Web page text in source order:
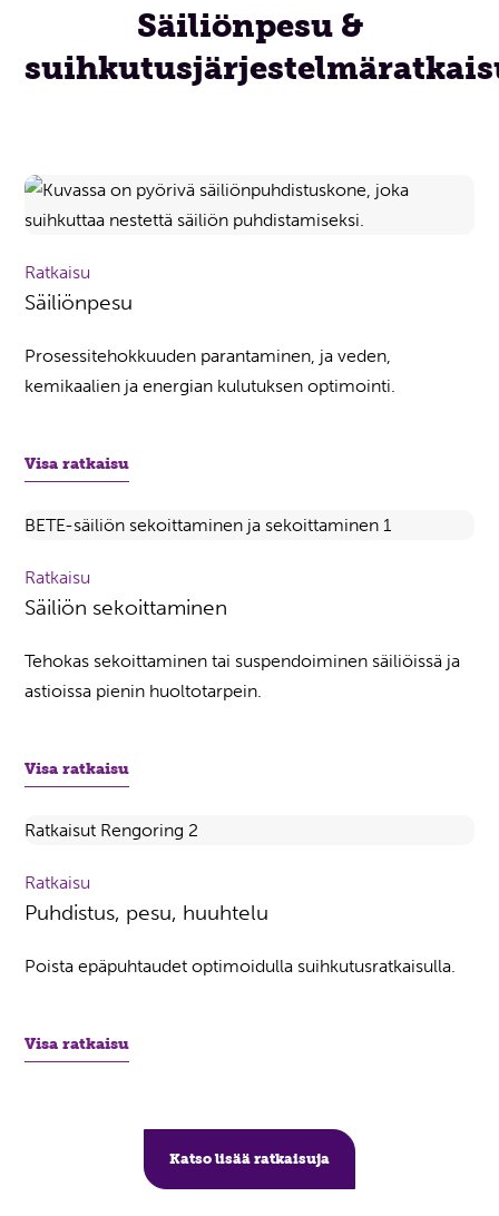
Säiliönpesu &
Ratkaisu
Säiliönpesu
Prosessitehokkuuden parantaminen, ja veden,
kemikaalien ja energian kulutuksen optimointi.
Visa ratkaisu
Ratkaisu
Säiliön sekoittaminen
Tehokas sekoittaminen tai suspendoiminen säiliöissä ja
astioissa pienin huoltotarpein.
Visa ratkaisu
Ratkaisu
Puhdistus, pesu, huuhtelu
Poista epäpuhtaudet optimoidulla suihkutusratkaisulla.
Visa ratkaisu
Katso lisää ratkaisuja